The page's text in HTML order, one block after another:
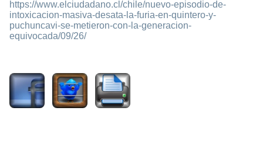
https://www.elciudadano.cl/chile/nuevo-episodio-de-
intoxicacion-masiva-desata-la-furia-en-quintero-y-
puchuncavi-se-metieron-con-la-generacion-
equivocada/09/26/